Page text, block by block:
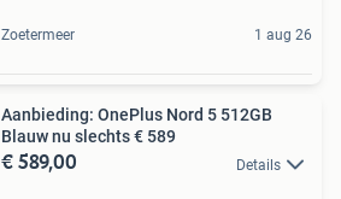
Zoetermeer 1 aug 26
Aanbieding: OnePlus Nord 5 512GB
Blauw nu slechts € 589
€ 589,00 Details